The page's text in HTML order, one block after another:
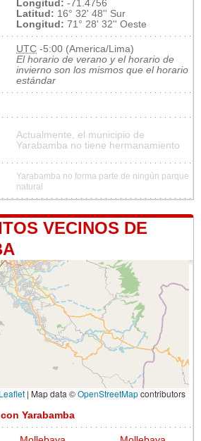
Longitud: -71.4756
Latitud: 16° 32' 48'' Sur
Longitud: 71° 28' 32'' Oeste
UTC -5:00 (America/Lima)
El horario de verano y el horario de
invierno son los mismos que el horario
estándar
Actualmente, el municipio de
Yarabamba no tiene hermanamiento
Yarabamba no forma parte de ningún parque
natural
VECINOS DE
Leaflet | Map data ©OpenStreetMapcontributors
Yarabamba